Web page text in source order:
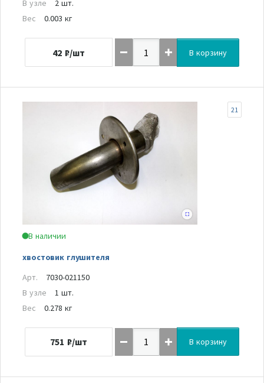
В узле
2 шт.
Вес
0.003 кг
42 ₽/шт В корзину
В наличии
хвостовик глушителя
21
Арт.
7030-021150
В узле
1 шт.
Вес
0.278 кг
751 ₽/шт В корзину